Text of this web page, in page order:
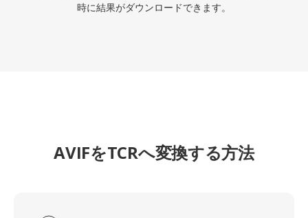
時に結果がダウンロードできます。
AVIFをTCRへ変換する方法